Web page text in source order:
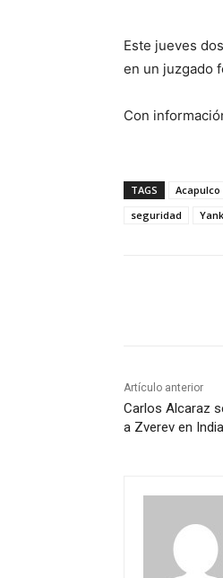
Este jueves
en un juzgado
Con
TAGS Acapulco
seguridad
Artículo anterior
Carlos Alcaraz
a Zverev en